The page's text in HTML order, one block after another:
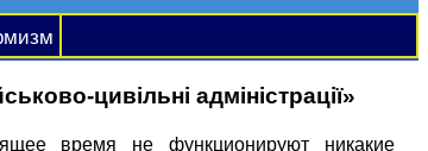
цивільні адміністрації»
время не функционируют никакие